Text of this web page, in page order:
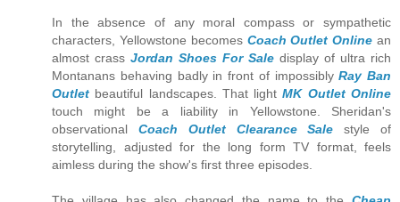
In the absence of any moral compass or sympathetic
characters, Yellowstone becomes Coach Outlet Online an
almost crass Jordan Shoes For Sale display of ultra rich
Montanans behaving badly in front of impossiblyRay Ban
Outlet beautiful landscapes. That lightMK Outlet Online
touch might be a liability in Yellowstone. Sheridan's
observational Coach Outlet Clearance Sale style of
storytelling, adjusted for the long form TV format, feels
aimless during the show's first three episodes.